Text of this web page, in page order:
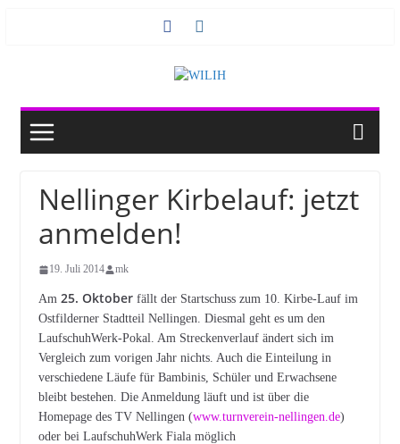
Nellinger Kirbelauf: jetzt
anmelden!
19. Juli 2014 mk
Am 25. Oktoberfällt der Startschuss zum 10. Kirbe-Lauf im
Ostfilderner Stadtteil Nellingen. Diesmal geht es um den
LaufschuhWerk-Pokal. Am Streckenverlauf ändert sich im
Vergleich zum vorigen Jahr nichts. Auch die Einteilung in
verschiedene Läufe für Bambinis, Schüler und Erwachsene
bleibt bestehen. Die Anmeldung läuft und ist über die
Homepage des TV Nellingen (www.turnverein-nellingen.de)
oder bei LaufschuhWerk Fiala möglich